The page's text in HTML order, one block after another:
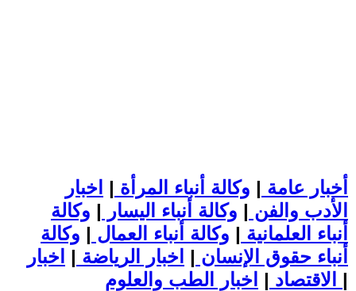
أخبار عامة | وكالة أنباء المرأة | اخبار
الأدب والفن | وكالة أنباء اليسار | وكالة
أنباء العلمانية | وكالة أنباء العمال | وكالة
أنباء حقوق الإنسان | اخبار الرياضة | اخبار
الاقتصاد | |